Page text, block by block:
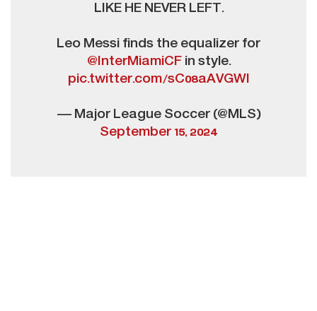
LIKE HE NEVER LEFT.
Leo Messi finds the equalizer for
@InterMiamiCFin style.
pic.twitter.com/sC08aAVGWI
— Major League Soccer (@MLS)
September 15, 2024